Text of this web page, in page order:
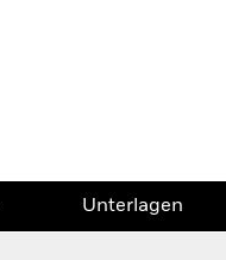
Unterlagen